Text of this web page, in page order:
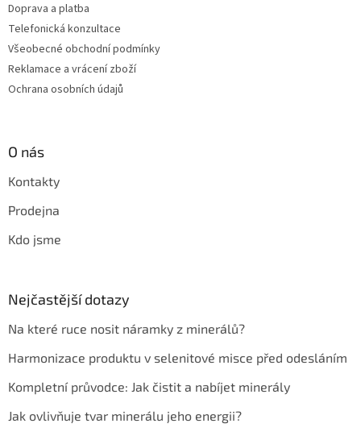
Doprava a platba
Telefonická konzultace
Všeobecné obchodní podmínky
Reklamace a vrácení zboží
Ochrana osobních údajů
O nás
Kontakty
Prodejna
Kdo jsme
Nejčastější dotazy
Na které ruce nosit náramky z minerálů?
Harmonizace produktu v selenitové misce před odesláním
Kompletní průvodce: Jak čistit a nabíjet minerály
Jak ovlivňuje tvar minerálu jeho energii?